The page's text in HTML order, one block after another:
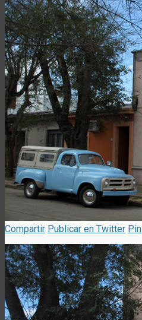
Compartir Publicar en Twitter Pin